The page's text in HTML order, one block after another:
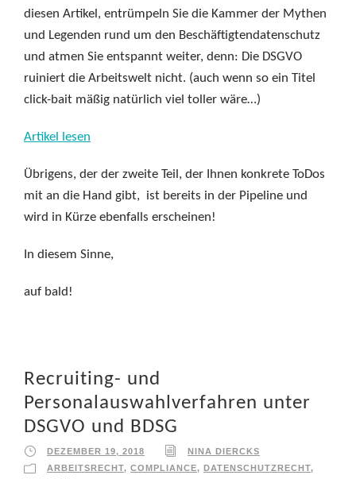
diesen Artikel, entrümpeln Sie die Kammer der Mythen
und Legenden rund um den Beschäftigtendatenschutz
und atmen Sie entspannt weiter, denn: Die DSGVO
ruiniert die Arbeitswelt nicht. (auch wenn so ein Titel
click-bait mäßig natürlich viel toller wäre…)
Artikel lesen
Übrigens, der der zweite Teil, der Ihnen konkrete ToDos
mit an die Hand gibt, ist bereits in der Pipeline und
wird in Kürze ebenfalls erscheinen!
In diesem Sinne,
auf bald!
Recruiting- und
Personalauswahlverfahren unter
DSGVO und BDSG
DEZEMBER 19, 2018
NINA DIERCKS
ARBEITSRECHT, COMPLIANCE, DATENSCHUTZRECHT,